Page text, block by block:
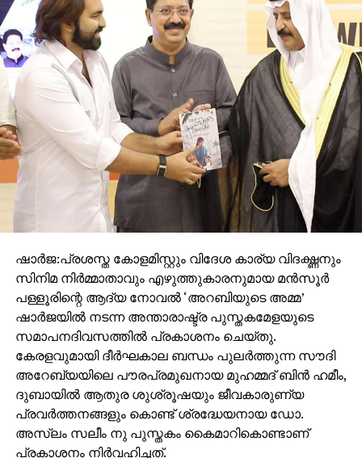
ഷാർജ:പ്രശസ്ത കോളമിസ്റ്റും വിദേശ കാര്യ വിദഗ്ദ്ധനും
സിനിമ നിർമ്മാതാവും എഴുത്തുകാരനുമായ മൻസൂർ
പള്ളൂരിന്റെ ആദ്യ നോവൽ ‘അറബിയുടെ അമ്മ’
ഷാർജയിൽ നടന്ന അന്താരാഷ്ട്ര പുസ്തകമേളയുടെ
സമാപനദിവസത്തിൽ പ്രകാശനം ചെയ്തു.
കേരളവുമായി ദീർഘകാല ബന്ധം പുലർത്തുന്ന സൗദി
അറേബ്യയിലെ പൗരപ്രമുഖനായ മുഹമ്മദ് ബിൻ ഹമീം,
ദുബായിൽ ആതുര ശുശ്രൂഷയും ജീവകാരുണ്യ
പ്രവർത്തനങ്ങളും കൊണ്ട് ശ്രദ്ധേയനായ ഡോ.
അസ്ലം സലീം നു പുസ്തകം കൈമാറികൊണ്ടാണ്
പ്രകാശനം നിർവഹിച്ചത്.